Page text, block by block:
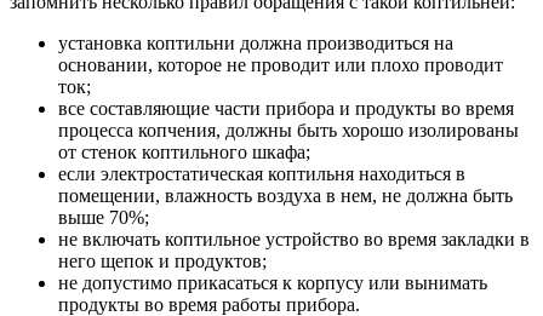
установка коптильни должна производиться на
основании, которое не проводит или плохо проводит
ток;
все составляющие части прибора и продукты во время
процесса копчения, должны быть хорошо изолированы
от стенок коптильного шкафа;
если электростатическая коптильня находиться в
помещении, влажность воздуха в нем, не должна быть
выше 70%;
не включать коптильное устройство во время закладки в
него щепок и продуктов;
не допустимо прикасаться к корпусу или вынимать
продукты во время работы прибора.